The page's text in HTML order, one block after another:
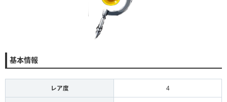
基本情報
レア度 4